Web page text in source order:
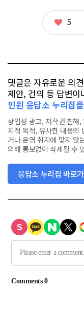
좋
5
댓글은 자유로운 의
제안, 건의 등 답변
민원 응답소 누리집
상업성 광고, 저작권 침해
치적 목적, 유사한 내용의
거나 운영 취지에 맞지 않
의해 통보없이 삭제될 수
응답소 누리집 바로